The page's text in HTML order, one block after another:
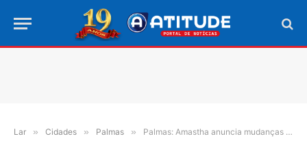
Lar » Cidades » Palmas » Palmas: Amastha anuncia mudanças em cinco pastas da administração municipal